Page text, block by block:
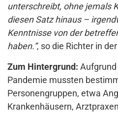
unterschreibt, ohne jemals
diesen Satz hinaus –
Kenntnisse von der
haben.“, so die Richter in
Zum Hintergrund: Aufgrund
Pandemie mussten
Personengruppen, etwa
Krankenhäusern,